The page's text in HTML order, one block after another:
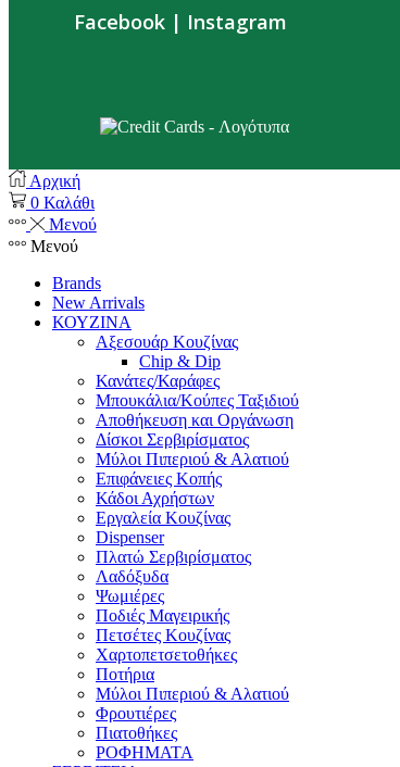
Facebook | Instagram
Αρχική
0 Καλάθι
Μενού
Μενού
Brands
New Arrivals
ΚΟΥΖΙΝΑ
Αξεσουάρ Κουζίνας
Chip & Dip
Κανάτες/Καράφες
Μπουκάλια/Κούπες Ταξιδιού
Αποθήκευση και Οργάνωση
Δίσκοι Σερβιρίσματος
Μύλοι Πιπεριού & Αλατιού
Επιφάνειες Κοπής
Κάδοι Αχρήστων
Εργαλεία Κουζίνας
Dispenser
Πλατώ Σερβιρίσματος
Λαδόξυδα
Ψωμιέρες
Ποδιές Μαγειρικής
Πετσέτες Κουζίνας
Χαρτοπετσετοθήκες
Ποτήρια
Μύλοι Πιπεριού & Αλατιού
Φρουτιέρες
Πιατοθήκες
ΡΟΦΗΜΑΤΑ